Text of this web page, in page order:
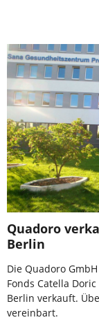
Quadoro
Berlin
Die Quadoro
Fonds Catella
Berlin verkauft.
vereinbart.